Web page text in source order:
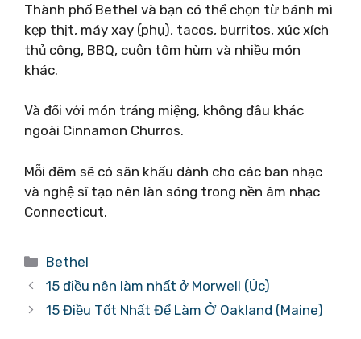
Thành phố Bethel và bạn có thể chọn từ bánh mì
kẹp thịt, máy xay (phụ), tacos, burritos, xúc xích
thủ công, BBQ, cuộn tôm hùm và nhiều món
khác.
Và đối với món tráng miệng, không đâu khác
ngoài Cinnamon Churros.
Mỗi đêm sẽ có sân khấu dành cho các ban nhạc
và nghệ sĩ tạo nên làn sóng trong nền âm nhạc
Connecticut.
Danh
mục
Bethel
15 điều nên làm nhất ở Morwell (Úc)
15 Điều Tốt Nhất Để Làm Ở Oakland (Maine)